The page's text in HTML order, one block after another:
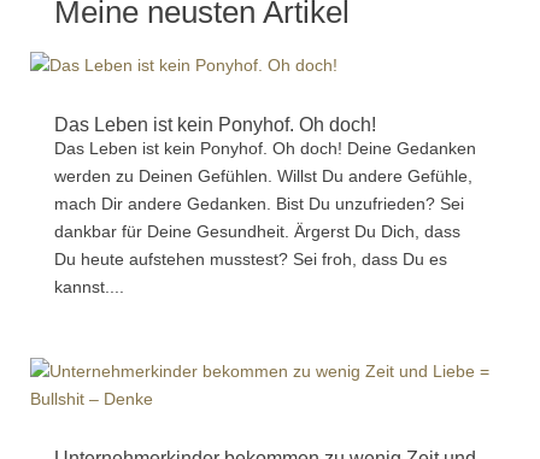
Meine neusten Artikel
Das Leben ist kein Ponyhof. Oh doch!
Das Leben ist kein Ponyhof. Oh doch! Deine Gedanken
werden zu Deinen Gefühlen. Willst Du andere Gefühle,
mach Dir andere Gedanken. Bist Du unzufrieden? Sei
dankbar für Deine Gesundheit. Ärgerst Du Dich, dass
Du heute aufstehen musstest? Sei froh, dass Du es
kannst....